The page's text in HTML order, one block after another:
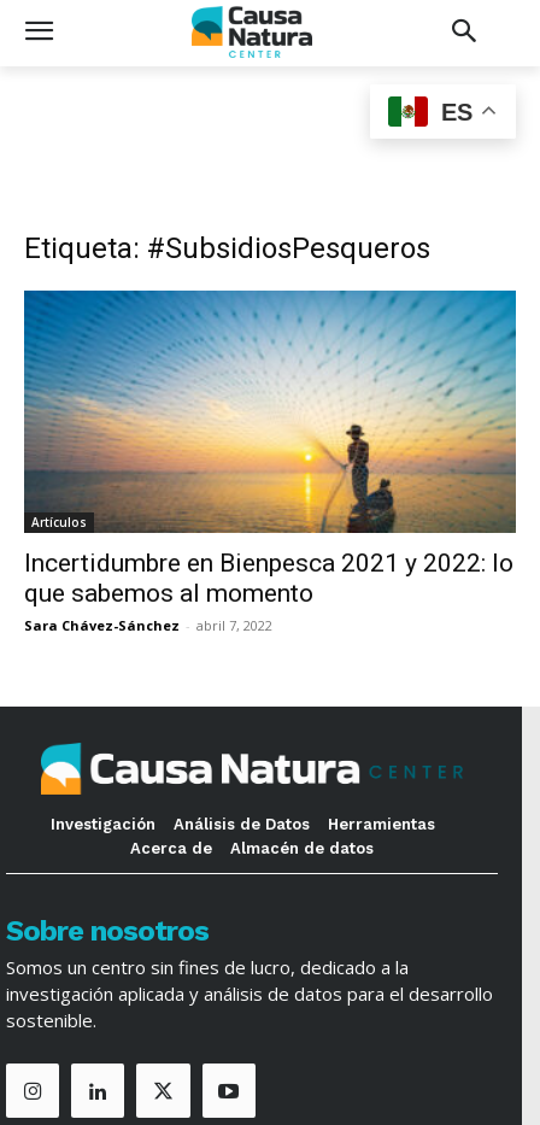
Etiqueta: #SubsidiosPesqueros
Artículos
Incertidumbre en Bienpesca 2021 y 2022: lo
que sabemos al momento
Sara Chávez-Sánchez - abril 7, 2022
Investigación Análisis de Datos
Herramientas
Acerca de
Almacén de datos
Sobre nosotros
Somos un centro sin fines de lucro, dedicado a la
investigación aplicada y análisis de datos para el desarrollo
sostenible.
ES